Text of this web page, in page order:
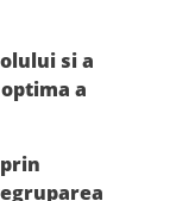
si a
a